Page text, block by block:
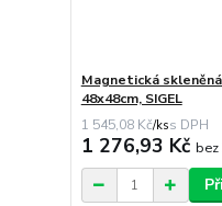
Magnetická
48x48cm, SIGEL
1 545,08 Kč/ks
1 276,93 Kč bez